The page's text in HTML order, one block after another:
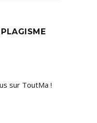
sur ToutMa !